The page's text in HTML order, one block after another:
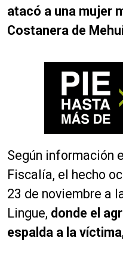
atacó a una mujer
Costanera de
Según información
Fiscalía, el hecho
23 de noviembre a
Lingue, donde el
espalda a la